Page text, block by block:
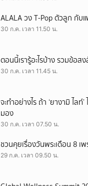
ALALA วง T-Pop ตัวลูก กับ
30 ก.ค. เวลา 11.50 น.
ตอนนี้เรารู้อะไรบ้าง รวมข้อส
30 ก.ค. เวลา 11.45 น.
จะทำอย่างไร ถ้า ‘ยางามิ ไล
มอง
30 ก.ค. เวลา 07.50 น.
ชวนคุยเรื่องวันพระเดือน 8 เ
29 ก.ค. เวลา 09.50 น.